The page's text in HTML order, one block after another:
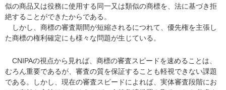
似の商品又は役務に使用する同一又は類似の商標を、法に基づき拒
絶することができたからである。
しかし、商標の審査期間が短縮されるにつれて、優先権を主張し
た商標の権利確定にも様々な問題が生じている。
CNIPAの視点から見れば、商標の審査スピードを速めることは、
むろん重要であるが、審査の質を保証することも軽視できない課題
である。しかし、現在の審査スピードによれば、実体審査段階にお